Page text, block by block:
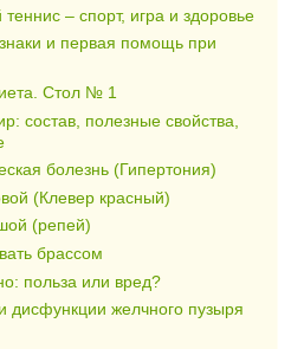
– спорт, игра и здоровье
и первая помощь при
Стол № 1
состав, полезные свойства,
болезнь (Гипертония)
(Клевер красный)
(репей)
брассом
польза или вред?
дисфункции желчного пузыря